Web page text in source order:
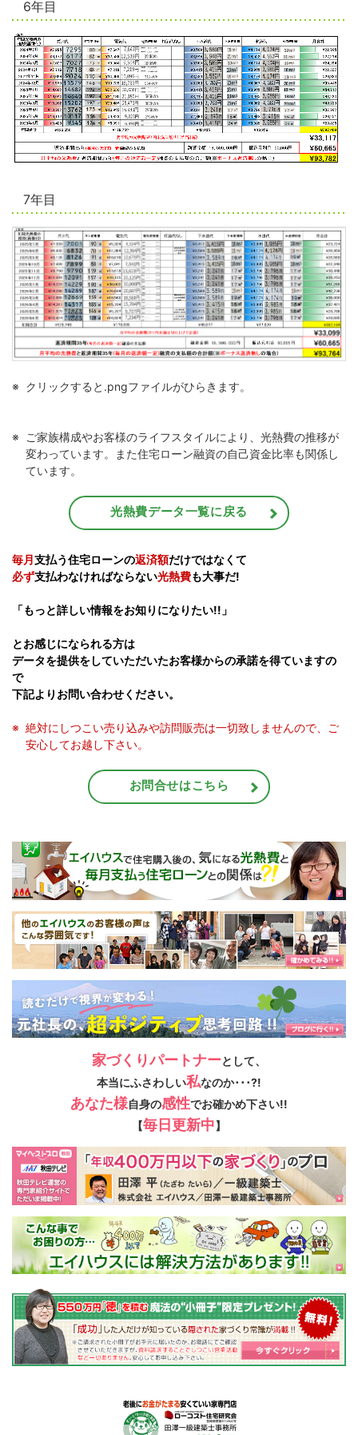
6年目
7年目
クリックすると.pngファイルがひらきます。
ご家族構成やお客様のライフスタイルにより、光熱費の推移が
変わっています。また住宅ローン融資の自己資金比率も関係し
ています。
光熱費データ一覧に戻る
毎月支払う住宅ローンの返済額だけではなくて
必ず支払わなければならない光熱費も大事だ!
「もっと詳しい情報をお知りになりたい!!」
とお感じになられる方は
データを提供をしていただいたお客様からの承諾を得ていますの
で
下記よりお問い合わせください。
絶対にしつこい売り込みや訪問販売は一切致しませんので、ご
安心してお越し下さい。
お問合せはこちら
家づくりパートナーとして、
本当にふさわしい私なのか･･･?!
あなた様自身の感性でお確かめ下さい!!
【毎日更新中】